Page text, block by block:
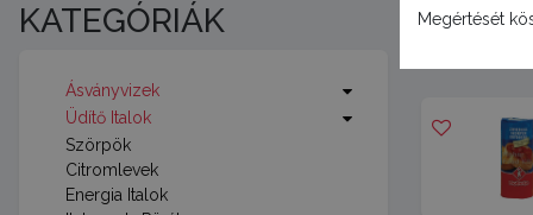
Megértését
KATEGÓRIÁK
Ásványvizek
Üdítő Italok
Szörpök
Citromlevek
Energia Italok
SÓS